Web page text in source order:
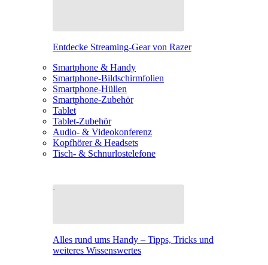
Entdecke Streaming-Gear von Razer
Smartphone & Handy
Smartphone-Bildschirmfolien
Smartphone-Hüllen
Smartphone-Zubehör
Tablet
Tablet-Zubehör
Audio- & Videokonferenz
Kopfhörer & Headsets
Tisch- & Schnurlostelefone
Alles rund ums Handy – Tipps, Tricks und
weiteres Wissenswertes